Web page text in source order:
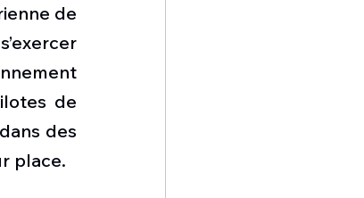
de
de
des
place.